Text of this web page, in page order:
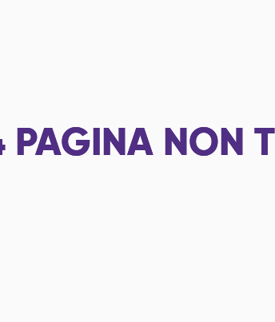
PAGINA NON